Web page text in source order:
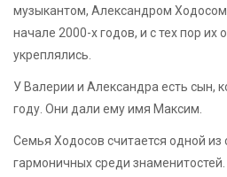
музыкантом, Александром
начале 2000-х годов, и с тех пор их
укреплялись.
У Валерии и Александра есть сын,
году. Они дали ему имя Максим.
Семья Ходосов считается одной из
гармоничных среди